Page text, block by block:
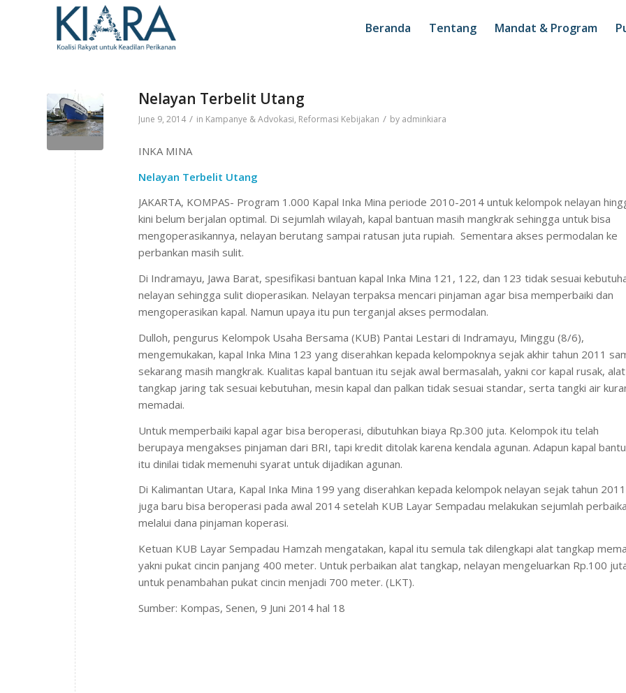
Beranda Tentang Mandat & Program
Nelayan Terbelit Utang
June 9, 2014 / in Kampanye & Advokasi, Reformasi Kebijakan / by adminkiara
INKA MINA
Nelayan Terbelit Utang
JAKARTA, KOMPAS- Program 1.000 Kapal Inka Mina periode 2010-2014 untuk kelompok nelayan
kini belum berjalan optimal. Di sejumlah wilayah, kapal bantuan masih mangkrak sehingga untuk bisa
mengoperasikannya, nelayan berutang sampai ratusan juta rupiah. Sementara akses permodalan ke
perbankan masih sulit.
Di Indramayu, Jawa Barat, spesifikasi bantuan kapal Inka Mina 121, 122, dan 123 tidak sesuai
nelayan sehingga sulit dioperasikan. Nelayan terpaksa mencari pinjaman agar bisa memperbaiki dan
mengoperasikan kapal. Namun upaya itu pun terganjal akses permodalan.
Dulloh, pengurus Kelompok Usaha Bersama (KUB) Pantai Lestari di Indramayu, Minggu (8/6),
mengemukakan, kapal Inka Mina 123 yang diserahkan kepada kelompoknya sejak akhir tahun 2011
sekarang masih mangkrak. Kualitas kapal bantuan itu sejak awal bermasalah, yakni cor kapal rusak, alat
tangkap jaring tak sesuai kebutuhan, mesin kapal dan palkan tidak sesuai standar, serta tangki air
memadai.
Untuk memperbaiki kapal agar bisa beroperasi, dibutuhkan biaya Rp.300 juta. Kelompok itu telah
berupaya mengakses pinjaman dari BRI, tapi kredit ditolak karena kendala agunan. Adapun kapal
itu dinilai tidak memenuhi syarat untuk dijadikan agunan.
Di Kalimantan Utara, Kapal Inka Mina 199 yang diserahkan kepada kelompok nelayan sejak tahun 2011
juga baru bisa beroperasi pada awal 2014 setelah KUB Layar Sempadau melakukan sejumlah
melalui dana pinjaman koperasi.
Ketuan KUB Layar Sempadau Hamzah mengatakan, kapal itu semula tak dilengkapi alat tangkap
yakni pukat cincin panjang 400 meter. Untuk perbaikan alat tangkap, nelayan mengeluarkan Rp.100
untuk penambahan pukat cincin menjadi 700 meter. (LKT).
Sumber: Kompas, Senen, 9 Juni 2014 hal 18